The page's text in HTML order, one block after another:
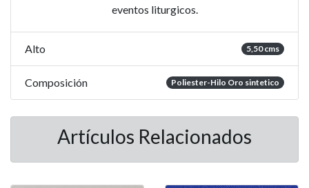
eventos liturgicos.
Alto 5,50 cms
Composición Poliester-Hilo Oro sintetico
Artículos Relacionados